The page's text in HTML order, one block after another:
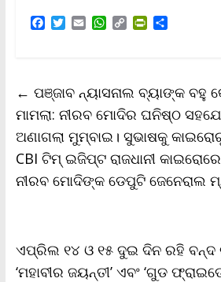
F
o
o
k
T
e
r
E
W
A
p
p
C
i
n
k
P
F
r
i
e
n
d
l
S
← ପଞ୍ଜାବ ନ୍ୟାସନାଲ ବ୍ୟାଙ୍କ ବହୁ
ମାମଲା: ନୀରବ ମୋଦିର ଘନିଷ୍ଠ
ଅଣାଗଲା ମୁମ୍ବାଇ। ସୁଭାଷକୁ
CBI ଟିମ୍ ଇଜିପ୍ଟ ରାଜଧାନୀ
ନୀରବ ମୋଦିଙ୍କ ଡେପୁଟି ଜେନେରାଲ
ଏପ୍ରିଲ ୧୪ ଓ ୧୫ ଦୁଇ ଦିନ ରହି ବନ୍ଦ
‘ମହାବୀର ଜୟନ୍ତୀ’ ଏବଂ ‘ଗୁଡ